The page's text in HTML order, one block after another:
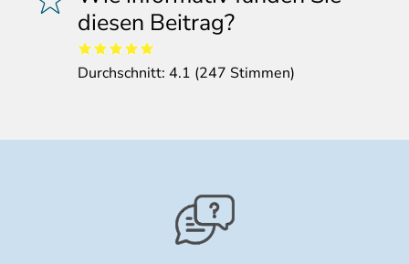
diesen Beitrag?
Durchschnitt: 4.1 (247 Stimmen)